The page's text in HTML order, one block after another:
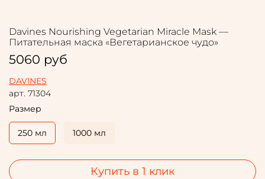
DAVINES
арт. 71304
Davines Nourishing Vegetarian Miracle Mask —
Питательная маска «Вегетарианское чудо»
5060 руб
Купить в 1 клик
Размер
250 мл 1000 мл